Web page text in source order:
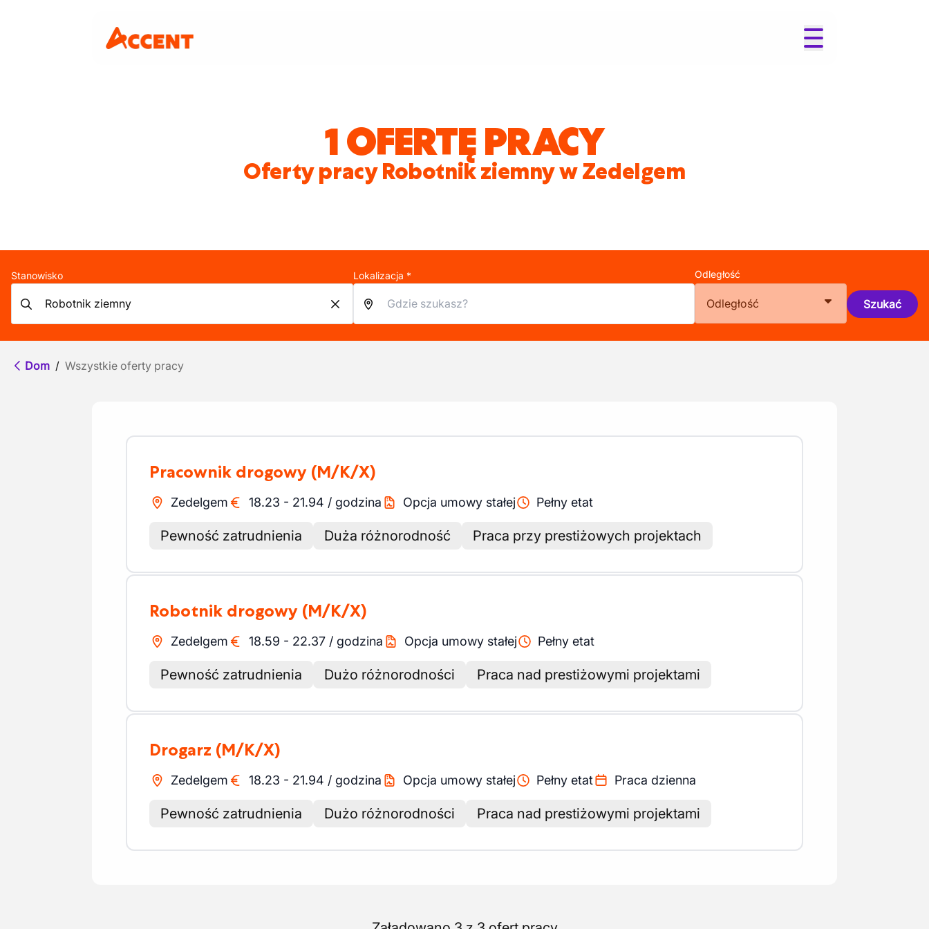
1 OFERTĘ PRACY
Oferty pracy Robotnik ziemny w Zedelgem
Stanowisko Lokalizacja * Odległość
Odległość Szukać
Dom / Wszystkie oferty pracy
Pracownik drogowy (M/K/X)
Zedelgem 18.23 - 21.94 / godzina Opcja umowy stałej Pełny etat
Pewność zatrudnienia Duża różnorodność Praca przy prestiżowych projektach
Robotnik drogowy (M/K/X)
Zedelgem 18.59 - 22.37 / godzina Opcja umowy stałej Pełny etat
Pewność zatrudnienia Dużo różnorodności Praca nad prestiżowymi projektami
Drogarz (M/K/X)
Zedelgem 18.23 - 21.94 / godzina Opcja umowy stałej Pełny etat Praca dzienna
Pewność zatrudnienia Dużo różnorodności Praca nad prestiżowymi projektami